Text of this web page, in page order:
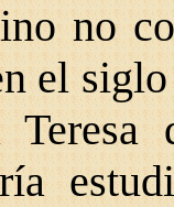
no
el